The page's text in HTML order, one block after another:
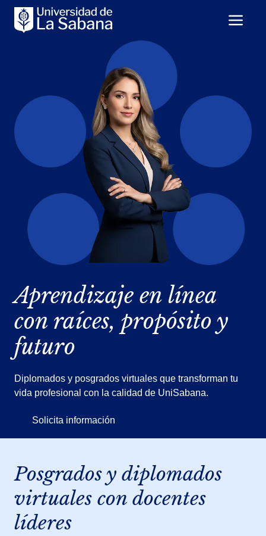
Aprendizaje en línea
con raíces, propósito y
futuro
Diplomados y posgrados virtuales que transforman tu
vida profesional con la calidad de UniSabana.
Solicita información
Posgrados y diplomados
virtuales con docentes
líderes